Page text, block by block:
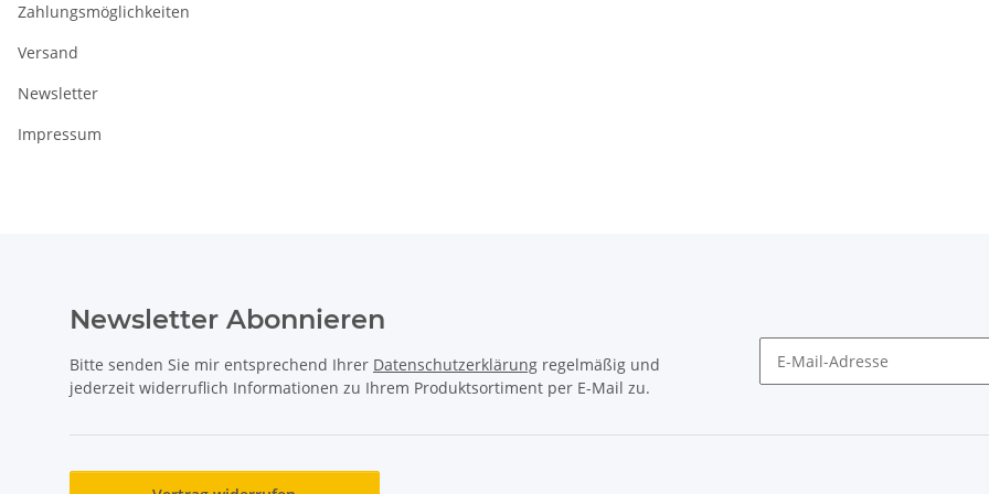
Zahlungsmöglichkeiten
Versand
Newsletter
Impressum
Newsletter Abonnieren
Bitte senden Sie mir entsprechend Ihrer Datenschutzerklärung regelmäßig und
jederzeit widerruflich Informationen zu Ihrem Produktsortiment per E-Mail zu.